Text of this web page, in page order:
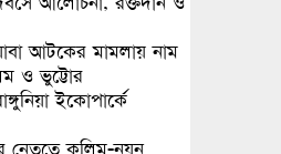
আটকের মামলায় নাম
ও ভুট্টোর
ইকোপার্কে
নেতৃত্বে কলিম-নয়ন